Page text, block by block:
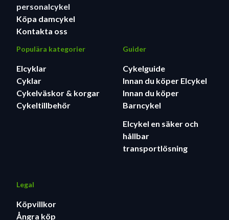
personalcykel
Köpa damcykel
Kontakta oss
Populära kategorier
Elcyklar
Cyklar
Cykelväskor & korgar
Cykeltillbehör
Guider
Cykelguide
Innan du köper Elcykel
Innan du köper
Barncykel
Elcykel en säker och
hållbar
transportlösning
Legal
Köpvillkor
Ångra köp